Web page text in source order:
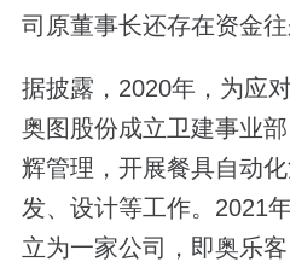
司原董事长还存在资金往
据披露，2020年，为应
奥图股份成立卫建事业
辉管理，开展餐具自动
发、设计等工作。2021
立为一家公司，即奥乐